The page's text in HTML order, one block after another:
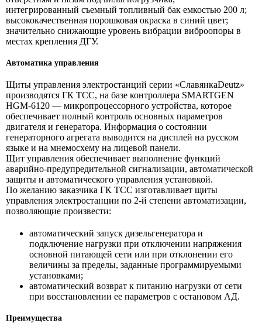
интегрированный съемный топливный бак емкостью 200 л;
высококачественная порошковая окраска в синий цвет;
значительно снижающие уровень вибрации виброопоры в
местах крепления ДГУ.
Автоматика управления
Щиты управления электростанций серии «СлавянкаDeutz»
производятся ГК ТСС, на базе контроллера SMARTGEN
HGM-6120 — микропроцессорного устройства, которое
обеспечивает полный контроль основных параметров
двигателя и генератора. Информация о состоянии
генераторного агрегата выводится на дисплей на русском
языке и на мнемосхему на лицевой панели.
Щит управления обеспечивает выполнение функций
аварийно-предупредитель­ной сигнализации, автоматической
защиты и автоматического управления установкой.
По желанию заказчика ГК ТСС изготавливает щиты
управления электростанции по 2-й степени автоматизации,
позволяющие произвести:
автоматический запуск дизельгенератора и
подключение нагрузки при отключении напряжения
основной питающей сети или при отклонении его
величины за пределы, заданные программируемыми
установками;
автоматический возврат к питанию нагрузки от сети
при восстановлении ее параметров с остановом АД.
Преимущества